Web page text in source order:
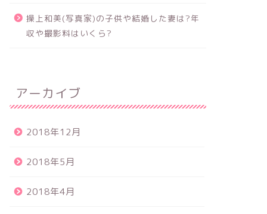
操上和美(写真家)の子供や結婚した妻は?年
収や撮影料はいくら?
アーカイブ
2018年12月
2018年5月
2018年4月